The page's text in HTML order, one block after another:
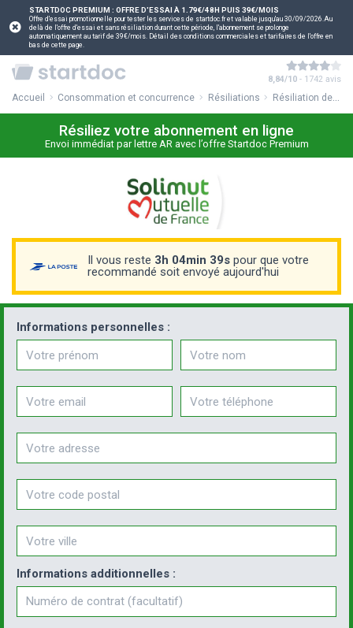
STARTDOC PREMIUM : OFFRE D'ESSAI À 1.79€/48H PUIS 39€/MOIS
Offre d'essai promotionnelle pour tester les services de startdoc.fr et valable jusqu'au 30/09/2026.Au
delà de l'offre d'essai et sans résiliation durant cette période, l'abonnement se prolonge
automatiquement au tarif de 39€/mois. Détail des conditions commerciales et tarifaires de l'offre en
bas de cette page.
8,84/10 - 1742 avis
Accueil Consommation et concurrence Résiliations Résiliation de votre mutuelle Solimut
Résiliez votre abonnement en ligne
Envoi immédiat par lettre AR avec l’offre Startdoc Premium
Il vous reste 3h 04min 38spour que votre
recommandé soit envoyé aujourd'hui
Informations personnelles :
Prénom Nom
Email Téléphone
Informations additionnelles :
Numéro de contrat